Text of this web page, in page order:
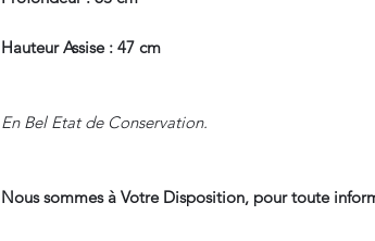
Hauteur Assise : 47 cm
En Bel Etat de Conservation.
Nous sommes à Votre Disposition, pour toute